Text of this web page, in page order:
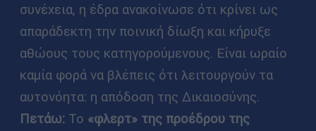
συνέχεια, η έδρα ανακοίνωσε ότι κρίνει ως
απαράδεκτη την ποινική δίωξη και κήρυξε
αθώους τους κατηγορούμενους. Είναι ωραίο
καμία φορά να βλέπεις ότι λειτουργούν τα
αυτονόητα: η απόδοση της Δικαιοσύνης.
Πετάω:Το «φλερτ» της προέδρου της